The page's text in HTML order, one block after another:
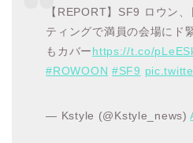
【REPORT】SF9 ロウン
ティングで満員の会場にド
もカバーhttps://t.co/
#ROWOON #SF9
— Kstyle (@Kstyle_news)